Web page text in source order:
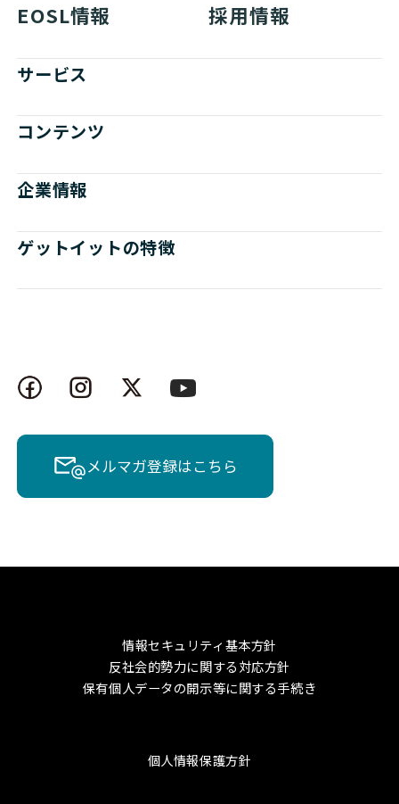
EOSL情報
採用情報
サービス
コンテンツ
企業情報
ゲットイットの特徴
メルマガ登録はこちら
情報セキュリティ基本方針
反社会的勢力に関する対応方針
保有個人データの開示等に関する手続き
個人情報保護方針